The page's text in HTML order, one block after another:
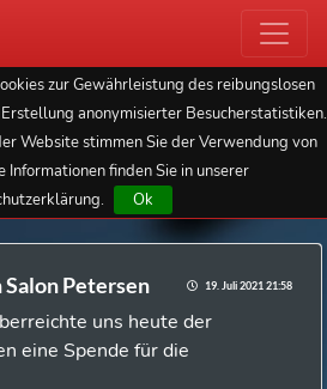
zur Gewährleistung des reibungslosen
anonymisierter Besucherstatistiken.
Website stimmen Sie der Verwendung von
Informationen finden Sie in unserer
Ok
Petersen 19. Juli 2021 21:58
uns heute der
eine Spende für die